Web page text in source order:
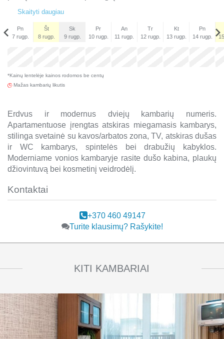
Skaityti daugiau
Pn
7 rugp.
Št
8 rugp.
Sk
9 rugp.
Pr
10 rugp.
An
11 rugp.
Tr
12 rugp.
Kt
13 rugp.
Pn
14 rugp.
x
*Kainų lentelėje kainos rodomos be centų
Mažas kambarių likutis
Erdvus ir modernus dviejų kambarių numeris.
Apartamentuose įrengtas atskiras miegamasis kambarys,
stilinga svetainė su kavos/arbatos zona, TV, atskiras dušas
ir WC kambarys, spintelės bei drabužių kabyklos.
Moderniame vonios kambaryje rasite dušo kabina, plaukų
džiovintuvą bei kosmetinį veidrodėlį. ​
Kontaktai
+370 460 49147
Turite klausimų? Rašykite!
KITI KAMBARIAI